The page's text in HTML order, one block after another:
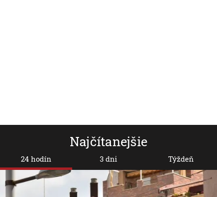
Najčítanejšie
24 hodín 3 dni Týždeň